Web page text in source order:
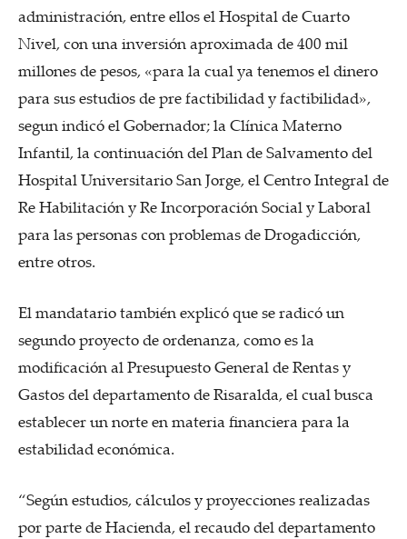
administración, entre ellos el Hospital de Cuarto
Nivel, con una inversión aproximada de 400 mil
millones de pesos, «para la cual ya tenemos el dinero
para sus estudios de pre factibilidad y factibilidad»,
segun indicó el Gobernador; la Clínica Materno
Infantil, la continuación del Plan de Salvamento del
Hospital Universitario San Jorge, el Centro Integral de
Re Habilitación y Re Incorporación Social y Laboral
para las personas con problemas de Drogadicción,
entre otros.
El mandatario también explicó que se radicó un
segundo proyecto de ordenanza, como es la
modificación al Presupuesto General de Rentas y
Gastos del departamento de Risaralda, el cual busca
establecer un norte en materia financiera para la
estabilidad económica.
“Según estudios, cálculos y proyecciones realizadas
por parte de Hacienda, el recaudo del departamento